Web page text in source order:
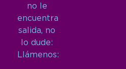
no le
encuentra
salida, no
lo dude:
Llámenos: